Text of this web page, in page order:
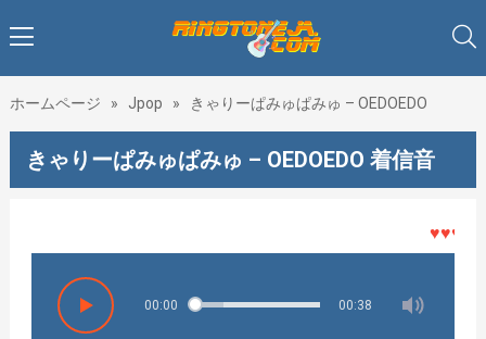
ホームページ » Jpop » きゃりーぱみゅぱみゅ – OEDOEDO
きゃりーぱみゅぱみゅ – OEDOEDO 着信音
♥♥♥着メ
00:00 00:38